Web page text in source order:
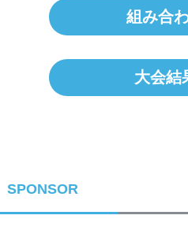
組み合
大会結
SPONSOR